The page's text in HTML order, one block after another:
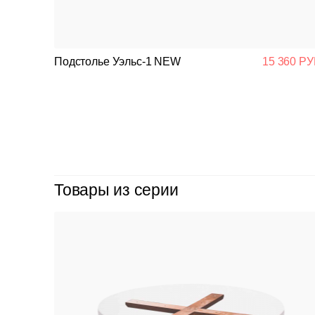
Подстолье Уэльс-1 NEW 15 360
Товары из серии